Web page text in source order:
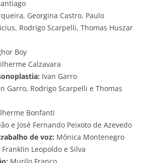
Georgina Castro, Paulo
Rodrigo Scarpelli, Thomas Huszar
Boy
Calzavara
Ivan Garro
Garro, Rodrigo Scarpelli e Thomas
Bonfanti
e José Fernando Peixoto de Azevedo
de voz: Mônica Montenegro
Franklin Leopoldo e Silva
Murilo Franco